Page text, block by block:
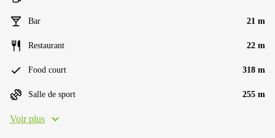
Bar 21 m
Restaurant 22 m
Food court 318 m
Salle de sport 255 m
Voir plus